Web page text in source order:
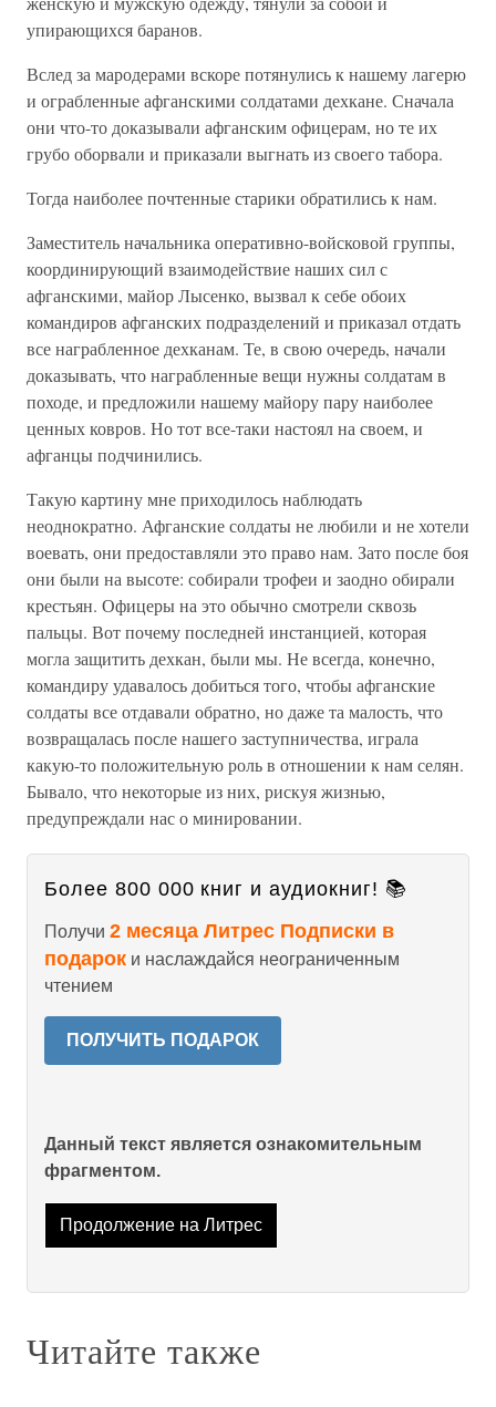
упирающихся баранов.
Вслед за мародерами вскоре потянулись к нашему лагерю
и ограбленные афганскими солдатами дехкане. Сначала
они что-то доказывали афганским офицерам, но те их
грубо оборвали и приказали выгнать из своего табора.
Тогда наиболее почтенные старики обратились к нам.
Заместитель начальника оперативно-войсковой группы,
координирующий взаимодействие наших сил с
афганскими, майор Лысенко, вызвал к себе обоих
командиров афганских подразделений и приказал отдать
все награбленное дехканам. Те, в свою очередь, начали
доказывать, что награбленные вещи нужны солдатам в
походе, и предложили нашему майору пару наиболее
ценных ковров. Но тот все-таки настоял на своем, и
афганцы подчинились.
Такую картину мне приходилось наблюдать
неоднократно. Афганские солдаты не любили и не хотели
воевать, они предоставляли это право нам. Зато после боя
они были на высоте: собирали трофеи и заодно обирали
крестьян. Офицеры на это обычно смотрели сквозь
пальцы. Вот почему последней инстанцией, которая
могла защитить дехкан, были мы. Не всегда, конечно,
командиру удавалось добиться того, чтобы афганские
солдаты все отдавали обратно, но даже та малость, что
возвращалась после нашего заступничества, играла
какую-то положительную роль в отношении к нам селян.
Бывало, что некоторые из них, рискуя жизнью,
предупреждали нас о минировании.
Более 800 000 книг и аудиокниг! 📚
Получи 2 месяца Литрес Подписки в
подарок и наслаждайся неограниченным
чтением
ПОЛУЧИТЬ ПОДАРОК
Данный текст является ознакомительным
фрагментом.
Продолжение на Литрес
Читайте также